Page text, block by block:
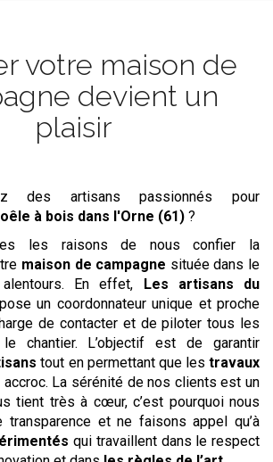
votre maison de
devient un
plaisir
des artisans passionnés pour
à bois dans l'Orne (61) ?
les raisons de nous confier la
maison de campagne située dans le
En effet,
Les artisans du
un coordonnateur unique et proche
de contacter et de piloter tous les
chantier. L’objectif est de garantir
tout en permettant que les travaux
La sérénité de nos clients est un
tient très à cœur, c’est pourquoi nous
et ne faisons appel qu’à
qui travaillent dans le respect